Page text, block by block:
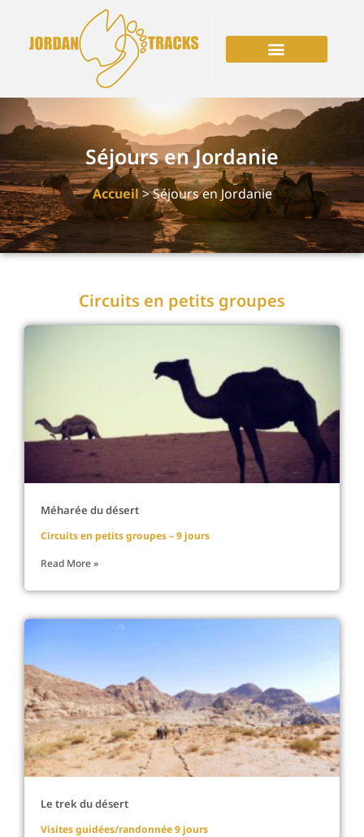
Séjours en Jordanie
Accueil > Séjours en Jordanie
Circuits en petits groupes
Méharée du désert
Circuits en petits groupes – 9 jours
Read More »
Le trek du désert
Visites guidées/randonnée 9 jours